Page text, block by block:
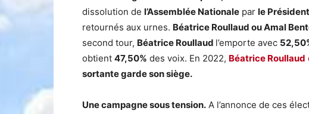
dissolution de l’Assemblée Nationale par le
retournés aux urnes. Béatrice Roullaud ou Amal
second tour, Béatrice Roullaud l’emporte avec
obtient 47,50% des voix. En 2022, Béatrice Roullaud
sortante garde son siège.
Une campagne sous tension. A l’annonce de ces